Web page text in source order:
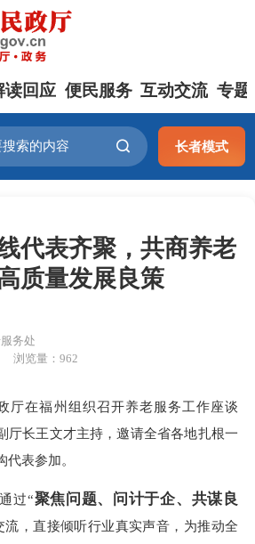
读回应 便民服务 互动交流 专题
长者模式
代表齐聚，共商养老
质量发展良策
务处
浏览量：962
在福州组织召开养老服务工作座谈
厅长王文才主持，邀请全省各地扎根一
表参加。
过“聚焦问题、问计于企、共谋良
流，直接倾听行业真实声音，为推动全